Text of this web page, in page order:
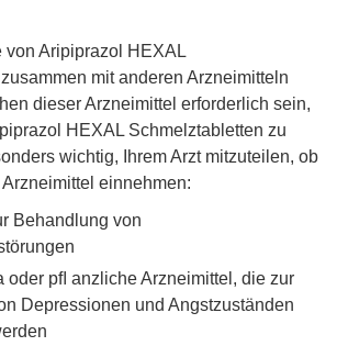
von Aripiprazol HEXAL
mit anderen Arzneimitteln
dieser Arzneimittel erforderlich sein,
HEXAL Schmelztabletten zu
wichtig, Ihrem Arzt mitzuteilen, ob
einnehmen:
Behandlung von
oder pﬂ anzliche Arzneimittel, die zur
Depressionen und Angstzuständen